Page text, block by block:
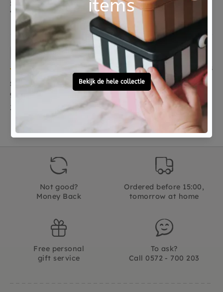
Super leuke knuffel, perfecte maat en ook echt een
‘knuffel’ Jellycat! hij staat mooi op een...
Lieve Camps
15/04/2025
Super zacht, kwaliteit is onovertrefbaar. En
geweldig mooi
Zeker een aanrader
Not good?
Money Back
Ordered before 15:00,
tomorrow at home
Free personal
gift service
To ask?
Call 0572 - 700 203